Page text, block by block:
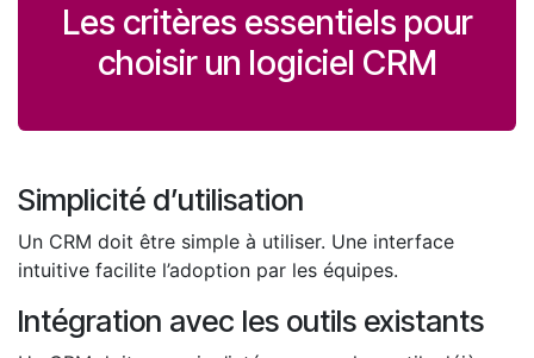
Les critères essentiels pour
choisir un logiciel CRM
Simplicité d’utilisation
Un CRM doit être simple à utiliser. Une interface
intuitive facilite l’adoption par les équipes.
Intégration avec les outils existants